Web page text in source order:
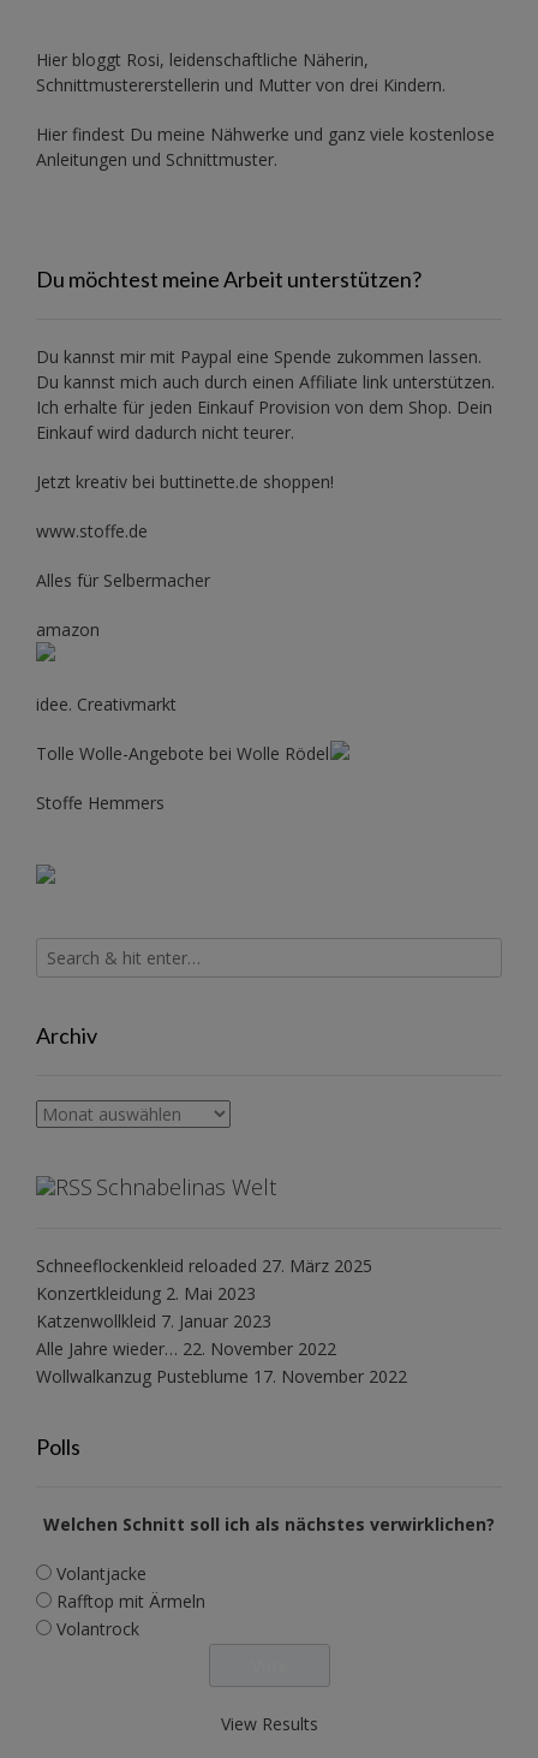
Hier bloggt Rosi, leidenschaftliche Näherin,
Schnittmustererstellerin und Mutter von drei Kindern.
Hier findest Du meine Nähwerke und ganz viele kostenlose
Anleitungen und Schnittmuster.
Du möchtest meine Arbeit unterstützen?
Du kannst mir mit Paypal eine Spende zukommen lassen.
Du kannst mich auch durch einen Affiliate link unterstützen.
Ich erhalte für jeden Einkauf Provision von dem Shop. Dein
Einkauf wird dadurch nicht teurer.
Jetzt kreativ bei buttinette.de shoppen!
www.stoffe.de
Alles für Selbermacher
amazon
idee. Creativmarkt
Tolle Wolle-Angebote bei Wolle Rödel
Stoffe Hemmers
Archiv
Archiv
Schnabelinas Welt
Schneeflockenkleid reloaded 27. März 2025
Konzertkleidung 2. Mai 2023
Katzenwollkleid 7. Januar 2023
Alle Jahre wieder… 22. November 2022
Wollwalkanzug Pusteblume 17. November 2022
Polls
Welchen Schnitt soll ich als nächstes verwirklichen?
Volantjacke
Rafftop mit Ärmeln
Volantrock
View Results